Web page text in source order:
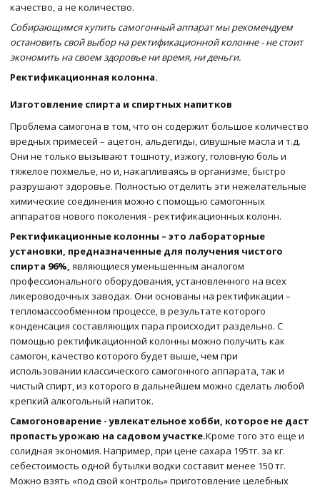
качество, а не количество.
Собирающимся купить самогонный аппарат мы рекомендуем
остановить свой выбор на ректификационной колонне - не стоит
экономить на своем здоровье ни время, ни деньги.
Ректификационная колонна.
Изготовление спирта и спиртных напитков
Проблема самогона в том, что он содержит большое количество
вредных примесей – ацетон, альдегиды, сивушные масла и т.д.
Они не только вызывают тошноту, изжогу, головную боль и
тяжелое похмелье, но и, накапливаясь в организме, быстро
разрушают здоровье. Полностью отделить эти нежелательные
химические соединения можно с помощью самогонных
аппаратов нового поколения - ректификационных колонн.
Ректификационные колонны – это лабораторные
установки, предназначенные для получения чистого
спирта 96%, являющиеся уменьшенным аналогом
профессионального оборудования, установленного на всех
ликероводочных заводах. Они основаны на ректификации –
тепломассообменном процессе, в результате которого
конденсация составляющих пара происходит раздельно. С
помощью ректификационной колонны можно получить как
самогон, качество которого будет выше, чем при
использовании классического самогонного аппарата, так и
чистый спирт, из которого в дальнейшем можно сделать любой
крепкий алкогольный напиток.
Самогоноварение - увлекательное хобби, которое не даст
пропасть урожаю на садовом участке.Кроме того это еще и
солидная экономия. Например, при цене сахара 195тг. за кг.
себестоимость одной бутылки водки составит менее 150 тг.
Можно взять «под свой контроль» приготовление целебных